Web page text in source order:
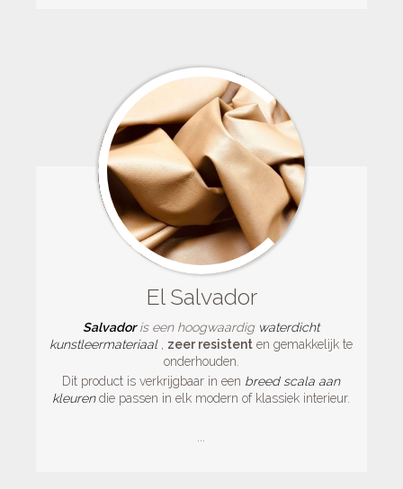
El Salvador
Salvadoris een hoogwaardig waterdicht
kunstleermateriaal, zeer resistent en gemakkelijk te
onderhouden.
Dit product is verkrijgbaar in een breed scala aan
kleurendie passen in elk modern of klassiek interieur.
...